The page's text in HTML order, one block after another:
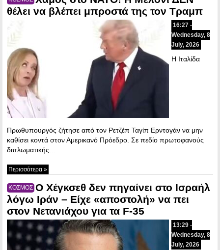
θέλει να βλέπει μπροστά της τον Τραμπ
16:27 -
Wednesday, 8
July, 2026
Η Ιταλίδα
Πρωθυπουργός ζήτησε από τον Ρετζέπ Ταγίπ Ερντογάν να μην
καθίσει κοντά στον Αμερικανό Πρόεδρο. Σε πεδίο πρωτοφανούς
διπλωματικής…
Περισσότερα »
ΚΟΣΜΟΣ Ο Χέγκσεθ δεν πηγαίνει στο Ισραήλ
λόγω Ιράν – Είχε «αποστολή» να πει
στον Νετανιάχου για τα F-35
13:29 -
Wednesday, 8
July, 2026